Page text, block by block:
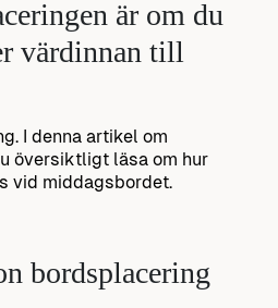
är om du
värdinnan till
I denna artikel om
översiktligt läsa om hur
vid middagsbordet.
bordsplacering